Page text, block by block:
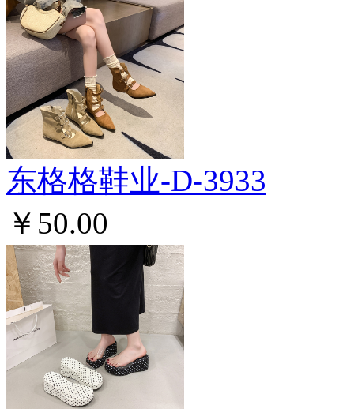
东格格鞋业-D-3933
￥50.00